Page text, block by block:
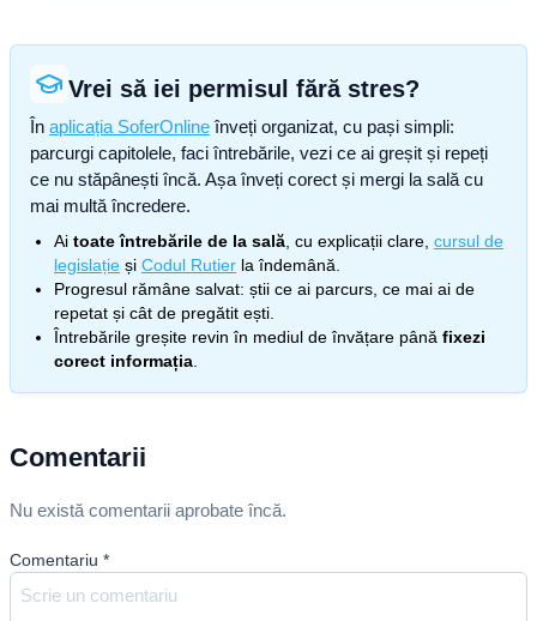
Vrei să iei permisul fără stres?
În aplicația SoferOnline înveți organizat, cu pași simpli:
parcurgi capitolele, faci întrebările, vezi ce ai greșit și repeți
ce nu stăpânești încă. Așa înveți corect și mergi la sală cu
mai multă încredere.
Ai toate întrebările de la sală , cu explicații clare, cursul de
legislație și Codul Rutier la îndemână.
Progresul rămâne salvat: știi ce ai parcurs, ce mai ai de
repetat și cât de pregătit ești.
Întrebările greșite revin în mediul de învățare până fixezi
corect informația
Comentarii
Nu există comentarii aprobate încă.
Comentariu *